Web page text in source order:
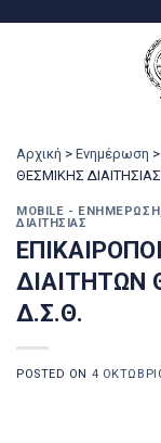
Αρχική > Ενημέρωση >
ΘΕΣΜΙΚΗΣ
MOBILE - ΕΝΗΜΈΡΩΣΗ
ΔΙΑΙΤΗΣΊΑΣ
ΔΙΑΙΤΗΤΩΝ
Δ.Σ.Θ.
POSTED ON 4